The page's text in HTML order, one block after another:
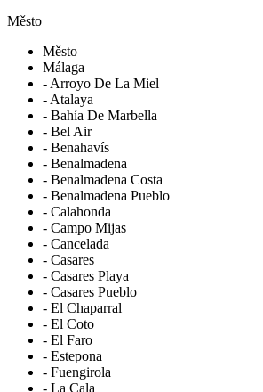
Město
Město
Málaga
- Arroyo De La Miel
- Atalaya
- Bahía De Marbella
- Bel Air
- Benahavís
- Benalmadena
- Benalmadena Costa
- Benalmadena Pueblo
- Calahonda
- Campo Mijas
- Cancelada
- Casares
- Casares Playa
- Casares Pueblo
- El Chaparral
- El Coto
- El Faro
- Estepona
- Fuengirola
- La Cala